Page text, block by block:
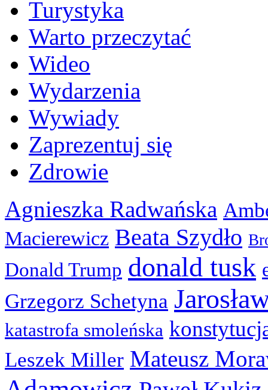
Turystyka
Warto przeczytać
Wideo
Wydarzenia
Wywiady
Zaprezentuj się
Zdrowie
Agnieszka Radwańska
Macierewicz Beata Szydło
Donald Trump donald tusk
Grzegorz Schetyna
katastrofa smoleńska
Leszek Miller Mateusz